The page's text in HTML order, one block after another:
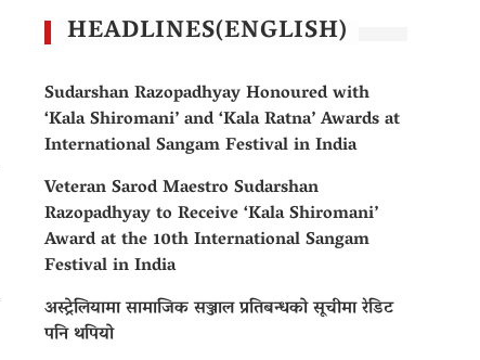
HEADLINES(ENGLISH)
Sudarshan Razopadhyay Honoured with
‘Kala Shiromani’ and ‘Kala Ratna’ Awards at
International Sangam Festival in India
Veteran Sarod Maestro Sudarshan
Razopadhyay to Receive ‘Kala Shiromani’
Award at the 10th International Sangam
Festival in India
अस्ट्रेलियामा सामाजिक सञ्जाल प्रतिबन्धको सूचीमा रेडिट
पनि थपियो